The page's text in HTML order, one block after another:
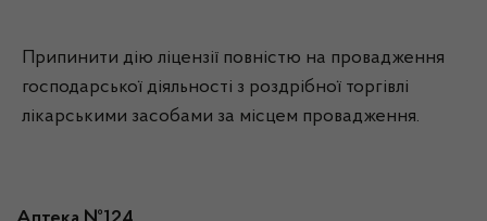
Припинити дію ліцензії повністю на провадження
господарської діяльності з роздрібної торгівлі
лікарськими засобами за місцем провадження.